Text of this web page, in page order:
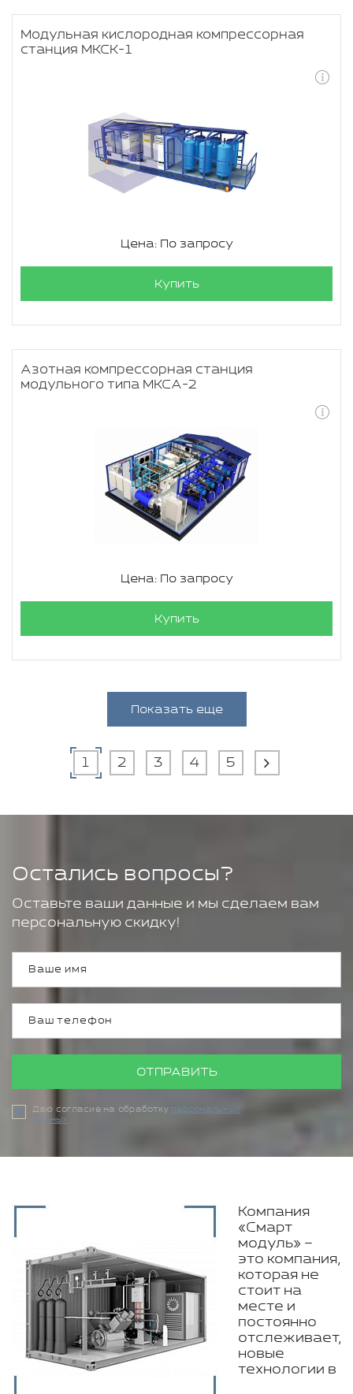
Модульная кислородная компрессорная
станция МКСК-1
Цена: По запросу
Купить
Азотная компрессорная станция
модульного типа МКСА-2
Цена: По запросу
Купить
Показать еще
1 2 3 4 5
Остались вопросы?
Оставьте ваши данные и мы сделаем вам
персональную скидку!
ОТПРАВИТЬ
Даю согласие на обработку персональных
данных
Компания
«Смарт
модуль» –
это компания,
которая не
стоит на
месте и
постоянно
отслеживает,
новые
технологии в